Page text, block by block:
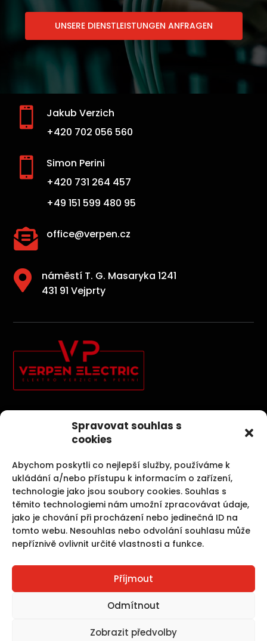
Spravovat souhlas s
cookies
Abychom poskytli co nejlepší služby, používáme k
ukládání a/nebo přístupu k informacím o zařízení,
technologie jako jsou soubory cookies. Souhlas s
těmito technologiemi nám umožní zpracovávat údaje,
jako je chování při procházení nebo jedinečná ID na
tomto webu. Nesouhlas nebo odvolání souhlasu může
nepříznivě ovlivnit určité vlastnosti a funkce.
Příjmout
Odmítnout
Zobrazit předvolby
UNSERE DIENSTLEISTUNGEN ANFRAGEN

Jakub Verzich
+420 702 056 560

Simon Perini
+420 731 264 457
+49 151 599 480 95
 office@verpen.cz

náměstí T. G. Masaryka 1241
431 91 Vejprty
Kernbohrungen sind unsere Aktivitäten, die uns
Unsere Dienstleistungen
Elektroinstallationen
Kernbohrungen und Betonschneiden